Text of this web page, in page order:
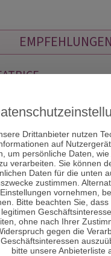
EMPFEHLUNGEN
jegliche Hilfsmittel - tiefer
Trefferquote zu allen
Kinder - Familien -
WHATSAPP
Drittanbieter nutzen
auf
um persönliche Daten,
verarbeiten. Sie können
Daten für die unten
zustimmen.
vornehmen,
Bitte beachten Sie,
ohne nach Ihrer
gegen die
bitte unsere Anbieterliste